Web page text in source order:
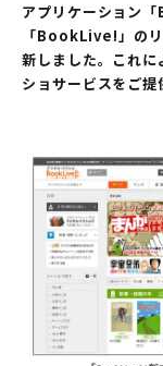
アプリケーション
「BookLive!」の
新しました。これ
ショサービスをご提